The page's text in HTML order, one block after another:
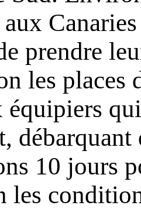
aux
prendre
les places
équipiers
10 jours
les